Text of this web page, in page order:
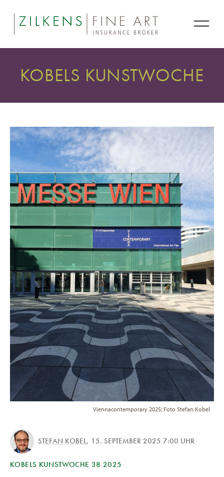
KOBELS KUNSTWOCHE
Viennacontemporary 2025; Foto Stefan Kobel
STEFAN KOBEL, 15. SEPTEMBER 2025 7:00 UHR
KOBELS KUNSTWOCHE 38 2025